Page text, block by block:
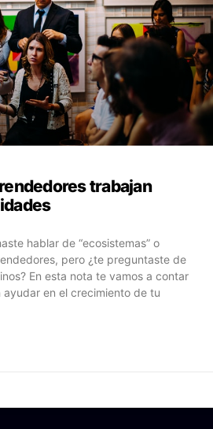
trabajan
hablar de “ecosistemas” o
pero ¿te preguntaste de
En esta nota te vamos a contar
en el crecimiento de tu